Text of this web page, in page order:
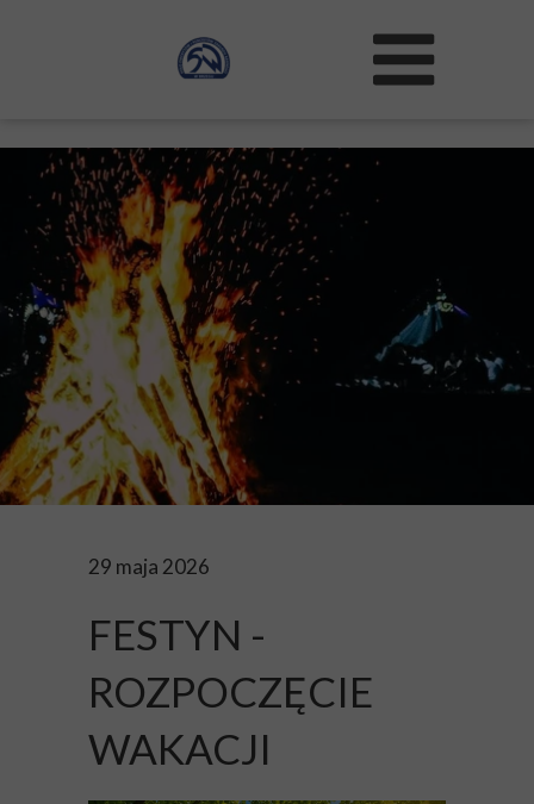
29 maja 2026
FESTYN -
ROZPOCZĘCIE
WAKACJI